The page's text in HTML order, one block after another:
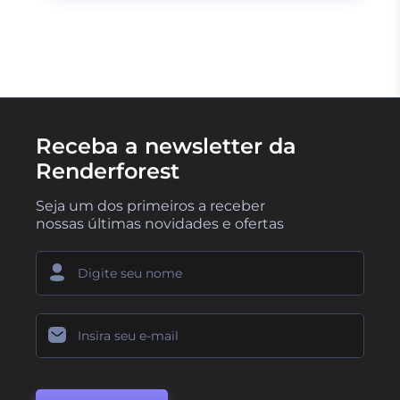
Receba a newsletter da
Renderforest
Seja um dos primeiros a receber
nossas últimas novidades e ofertas